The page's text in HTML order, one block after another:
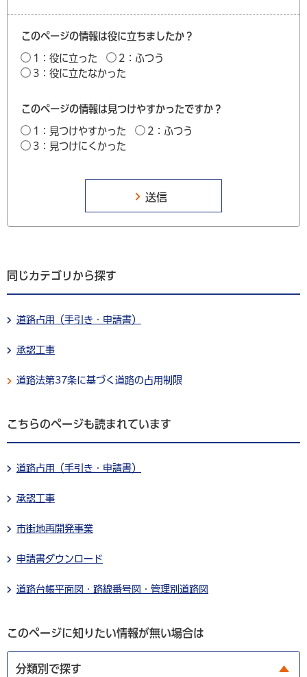
このページの情報は役に立ちましたか？
1：役に立った
2：ふつう
3：役に立たなかった
このページの情報は見つけやすかったですか？
1：見つけやすかった
2：ふつう
3：見つけにくかった
同じカテゴリから探す
道路占用（手引き・申請書）
承認工事
道路法第37条に基づく道路の占用制限
こちらのページも読まれています
道路占用（手引き・申請書）
承認工事
市街地再開発事業
申請書ダウンロード
道路台帳平面図・路線番号図・管理別道路図
このページに知りたい情報が無い場合は
分類別で探す